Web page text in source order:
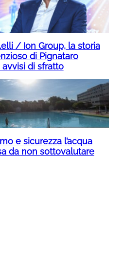
/ Ion Group, la storia
di Pignataro
di sfratto
e sicurezza l’acqua
da non sottovalutare